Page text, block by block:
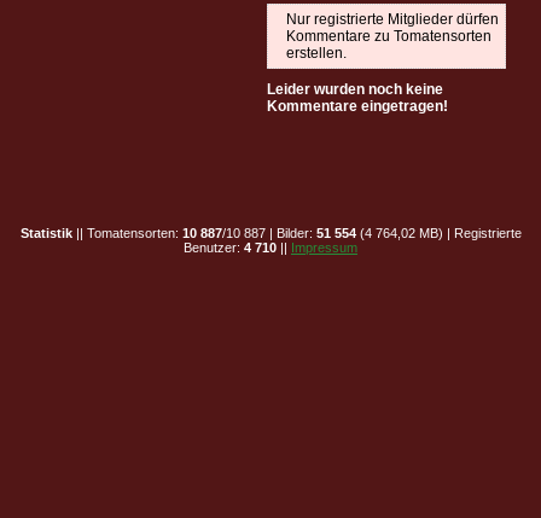
Nur registrierte Mitglieder dürfen
Kommentare zu Tomatensorten
erstellen.
Leider wurden noch keine
Kommentare eingetragen!
Statistik|| Tomatensorten: 10 887/10 887 | Bilder: 51 554(4 764,02 MB) | Registrierte
Benutzer: 4 710 || Impressum